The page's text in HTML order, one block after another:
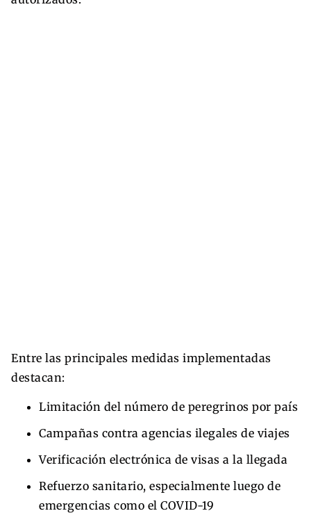
Entre las principales medidas implementadas
destacan:
Limitación del número de peregrinos por país
Campañas contra agencias ilegales de viajes
Verificación electrónica de visas a la llegada
Refuerzo sanitario, especialmente luego de
emergencias como el COVID-19